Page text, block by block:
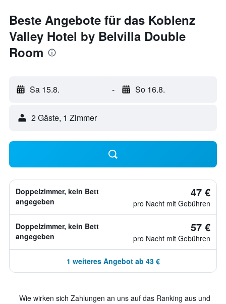
Beste Angebote für das Koblenz
Valley Hotel by Belvilla Double
Room
Sa 15.8. - So 16.8.
2 Gäste, 1 Zimmer
Doppelzimmer, kein Bett
angegeben
47 €
pro Nacht mit Gebühren
Doppelzimmer, kein Bett
angegeben
57 €
pro Nacht mit Gebühren
1 weiteres Angebot ab 43 €
Wie wirken sich Zahlungen an uns auf das Ranking aus und